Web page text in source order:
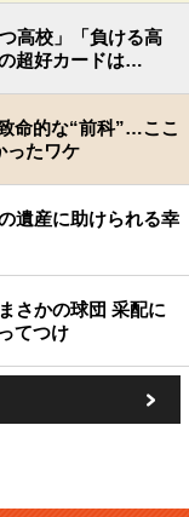
高校」「負ける高
超好カードは…
命的な“前科”…ここ
ったワケ
遺産に助けられる幸
さかの球団 采配に
てつけ